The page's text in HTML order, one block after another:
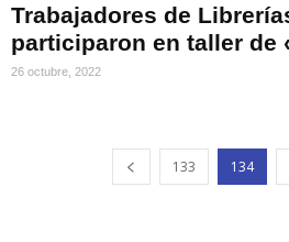
Trabajadores de
participaron en taller de
26 octubre, 2022
133 134